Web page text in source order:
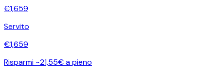
€1,659
Servito
€1,659
Risparmi ~21,55€ a pieno